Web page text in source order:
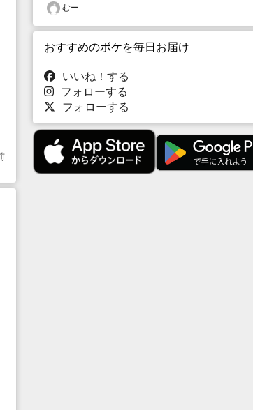
むー
おすすめのボケを毎日お届け
いいね！する
フォローする
フォローする